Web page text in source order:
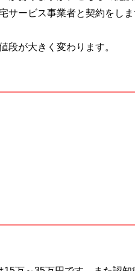
サービス事業者と契約をしま
段が大きく変わります。